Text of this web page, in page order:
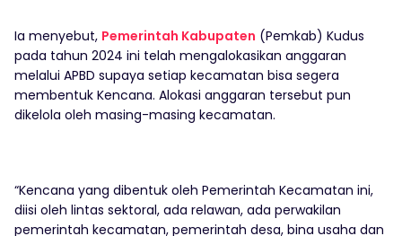
Ia menyebut, Pemerintah Kabupaten (Pemkab) Kudus
pada tahun 2024 ini telah mengalokasikan anggaran
melalui APBD supaya setiap kecamatan bisa segera
membentuk Kencana. Alokasi anggaran tersebut pun
dikelola oleh masing-masing kecamatan.
“Kencana yang dibentuk oleh Pemerintah Kecamatan ini,
diisi oleh lintas sektoral, ada relawan, ada perwakilan
pemerintah kecamatan, pemerintah desa, bina usaha dan